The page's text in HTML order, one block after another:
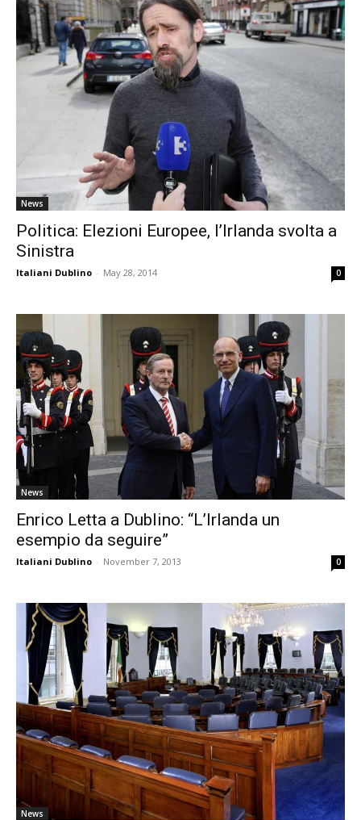
News
Politica: Elezioni Europee, l’Irlanda svolta a
Sinistra
Italiani Dublino - May 28, 2014 0
News
Enrico Letta a Dublino: “L’Irlanda un
esempio da seguire”
Italiani Dublino - November 7, 2013 0
News